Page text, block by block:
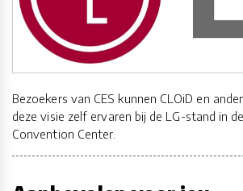
Bezoekers van CES kunnen CLOiD en
deze visie zelf ervaren bij de LG-stand in
Convention Center.